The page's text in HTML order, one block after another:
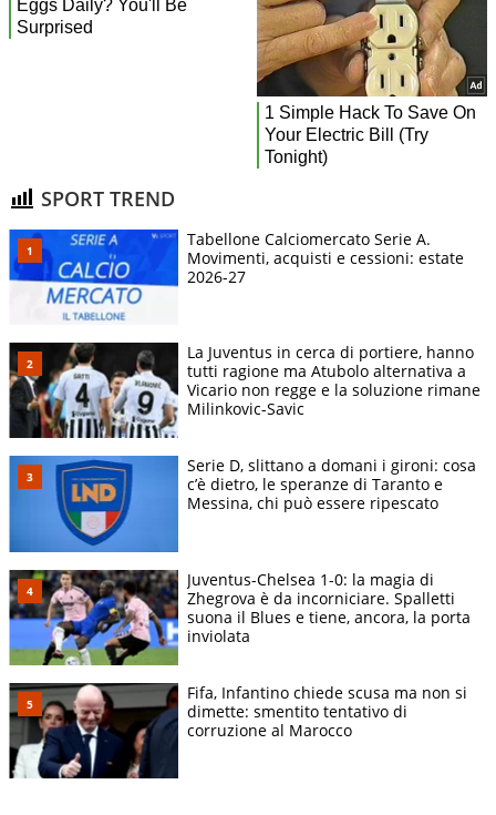
SPORT TREND
Tabellone Calciomercato Serie A.
Movimenti, acquisti e cessioni: estate
2026-27
La Juventus in cerca di portiere, hanno
tutti ragione ma Atubolo alternativa a
Vicario non regge e la soluzione rimane
Milinkovic-Savic
Serie D, slittano a domani i gironi: cosa
c’è dietro, le speranze di Taranto e
Messina, chi può essere ripescato
Juventus-Chelsea 1-0: la magia di
Zhegrova è da incorniciare. Spalletti
suona il Blues e tiene, ancora, la porta
inviolata
Fifa, Infantino chiede scusa ma non si
dimette: smentito tentativo di
corruzione al Marocco